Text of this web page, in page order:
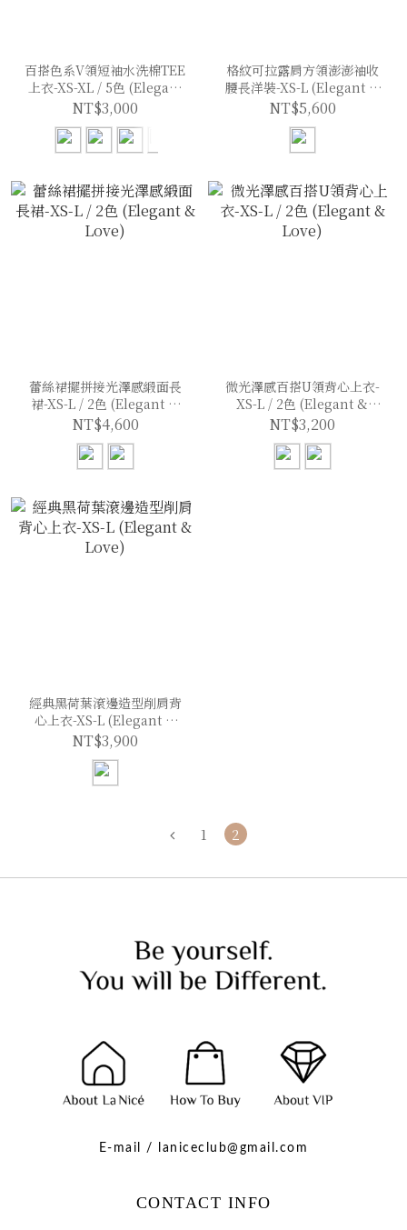
百搭色系V領短袖水洗棉TEE
上衣-XS-XL / 5色 (Elegant
& Love)
NT$3,000
格紋可拉露肩方領澎澎袖收
腰長洋裝-XS-L (Elegant &
Love)
NT$5,600
蕾絲裙擺拼接光澤感緞面長
裙-XS-L / 2色 (Elegant &
Love)
NT$4,600
微光澤感百搭U領背心上衣-
XS-L / 2色 (Elegant &
Love)
NT$3,200
經典黑荷葉滾邊造型削肩背
心上衣-XS-L (Elegant &
Love)
NT$3,900
1 2
E-mail / laniceclub@gmail.com
CONTACT INFO